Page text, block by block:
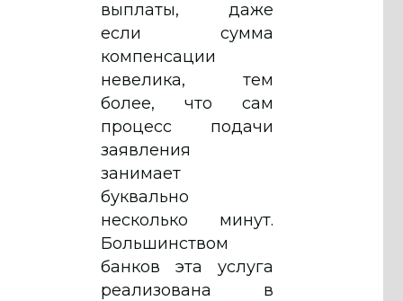
выплаты, даже
если сумма
компенсации
невелика, тем
более, что сам
процесс подачи
заявления
занимает
буквально
несколько минут.
Большинством
банков эта услуга
реализована в